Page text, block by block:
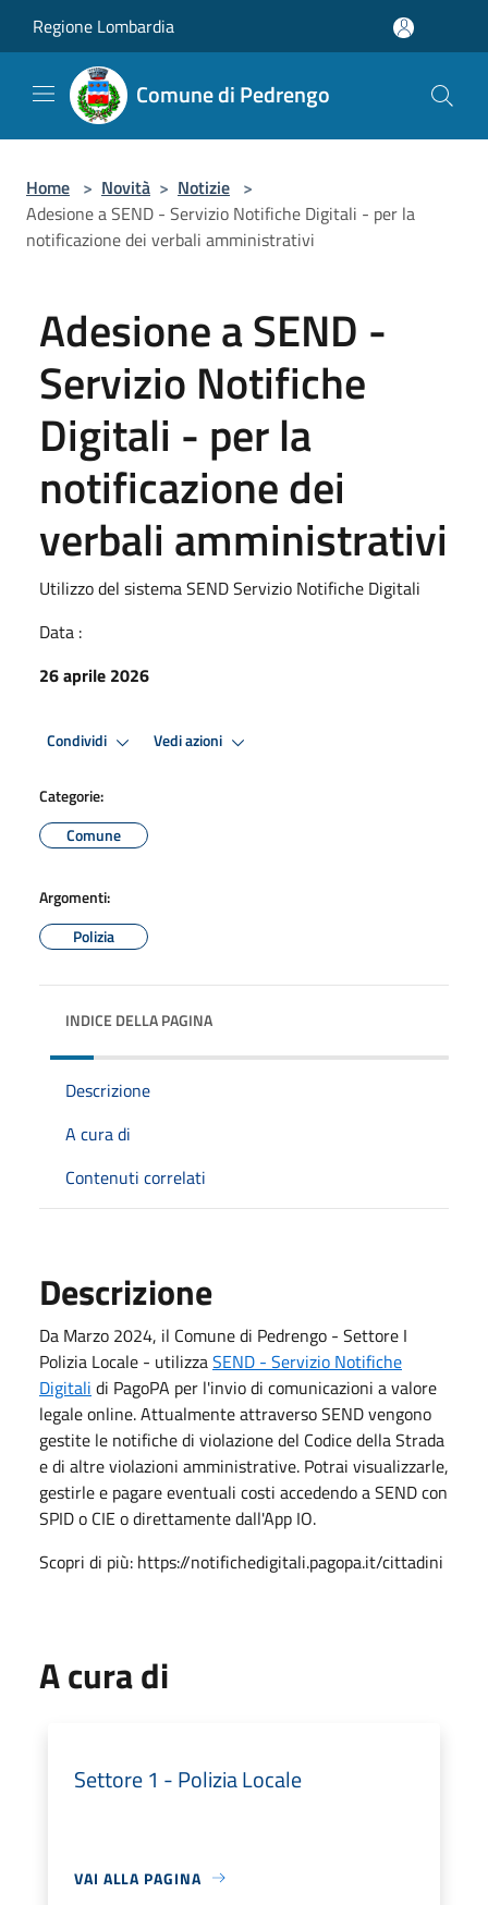
Regione Lombardia
Comune di Pedrengo
Home > Novità > Notizie >
Adesione a SEND - Servizio Notifiche Digitali - per la
notificazione dei verbali amministrativi
Adesione a SEND -
Servizio Notifiche
Digitali - per la
notificazione dei
verbali amministrativi
Utilizzo del sistema SEND Servizio Notifiche Digitali
Data :
26 aprile 2026
Condividi Vedi azioni
Categorie:
Comune
Argomenti:
Polizia
INDICE DELLA PAGINA
Descrizione
A cura di
Contenuti correlati
Descrizione
Da Marzo 2024, il Comune di Pedrengo - Settore I
Polizia Locale - utilizzaSEND - Servizio Notifiche
Digitali di PagoPA per l'invio di comunicazioni a valore
legale online. Attualmente attraverso SEND vengono
gestite le notifiche di violazione del Codice della Strada
e di altre violazioni amministrative. Potrai visualizzarle,
gestirle e pagare eventuali costi accedendo a SEND con
SPID o CIE o direttamente dall'App IO.
Scopri di più: https://notifichedigitali.pagopa.it/cittadini
A cura di
Settore 1 - Polizia Locale
VAI ALLA PAGINA